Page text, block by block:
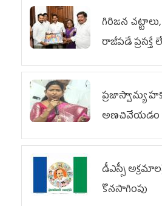
గిరిజన
రాజీపడే ప్రసక్తే
ప్రజాస్వామ్య
అణచివేయడం
విరుద్ధం
డీఎస్సీ
కొనసాగింపు